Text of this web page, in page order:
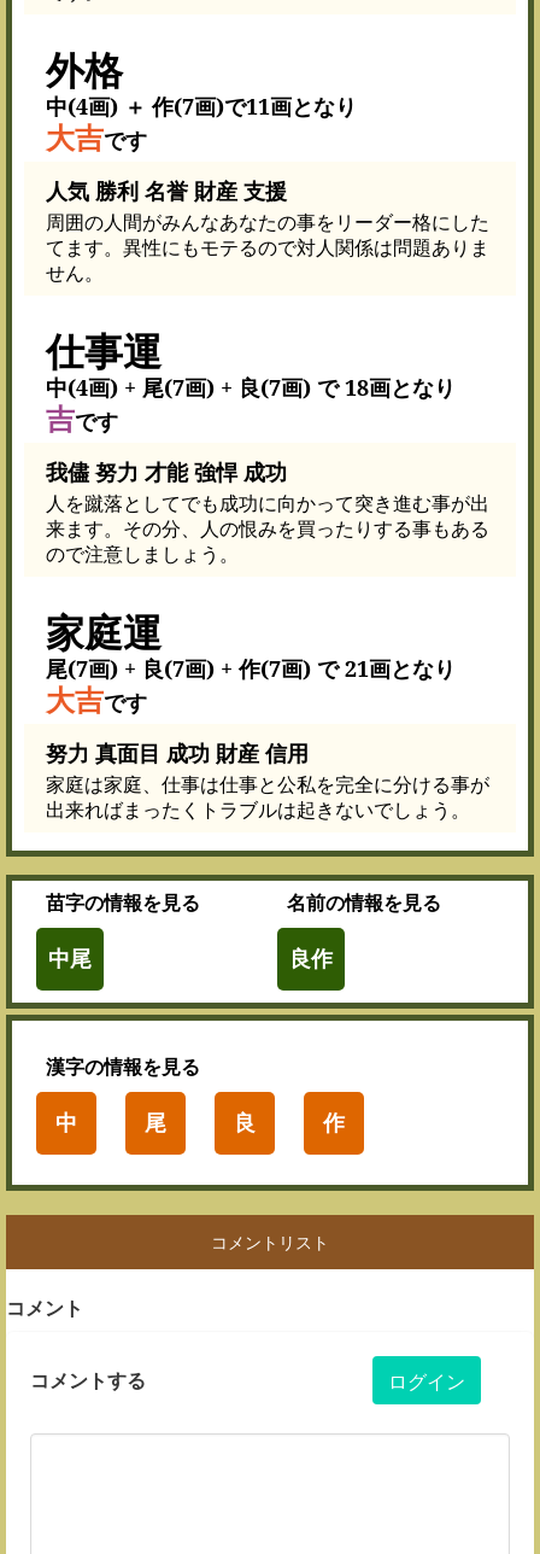
外格
中(4画) ＋ 作(7画)で11画となり
大吉です
人気 勝利 名誉 財産 支援
周囲の人間がみんなあなたの事をリーダー格にした
てます。異性にもモテるので対人関係は問題ありま
せん。
仕事運
中(4画) + 尾(7画) + 良(7画) で 18画となり
吉です
我儘 努力 才能 強悍 成功
人を蹴落としてでも成功に向かって突き進む事が出
来ます。その分、人の恨みを買ったりする事もある
ので注意しましょう。
家庭運
尾(7画) + 良(7画) + 作(7画) で 21画となり
大吉です
努力 真面目 成功 財産 信用
家庭は家庭、仕事は仕事と公私を完全に分ける事が
出来ればまったくトラブルは起きないでしょう。
苗字の情報を見る
中尾
名前の情報を見る
良作
漢字の情報を見る
中 尾 良 作
コメントリスト
コメント
コメントする ログイン